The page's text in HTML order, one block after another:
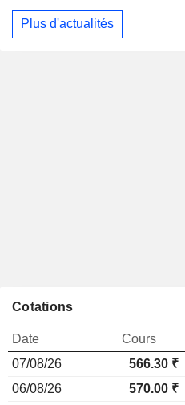
Plus d'actualités
Cotations
Date Cours
07/08/26
566.30 ₹
06/08/26
570.00 ₹